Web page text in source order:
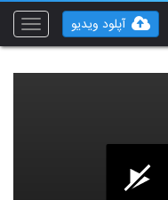
Toggle
آپلود ویدیو